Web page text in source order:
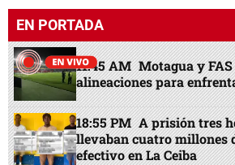
EN PORTADA
11:45 AM Motagua y
alineaciones para
18:55 PM A prisión tres
llevaban cuatro millones
efectivo en La Ceiba